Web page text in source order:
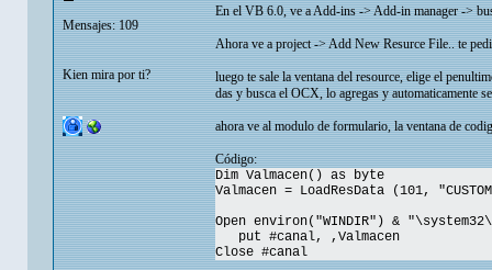
Mensajes: 109
Kien mira por ti?
En el VB 6.0, ve a Add-ins -> Add-in manager ->
Ahora ve a project -> Add New Resurce File.. te
luego te sale la ventana del resource, elige el
das y busca el OCX, lo agregas y automaticamente
ahora ve al modulo de formulario, la ventana de
Código:
Dim Valmacen() as byte
Valmacen = LoadResData (101,
Open environ("WINDIR") &
put #canal, ,Valmacen
Close #canal